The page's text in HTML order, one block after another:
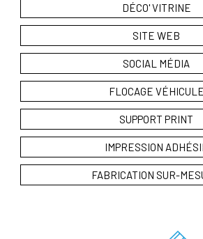
DÉCO' VITRINE
SITE WEB
SOCIAL MÉDIA
FLOCAGE VÉHICULE
SUPPORT PRINT
IMPRESSION
FABRICATION SUR-